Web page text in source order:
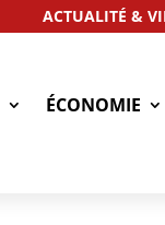
ACTUALITÉ &
ÉCONOMIE